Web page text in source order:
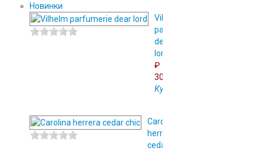
Новинки
Vilhelm
parfumerie
dear
lord
₽
3000.00
Купить
Сarolina
herrera
cedar